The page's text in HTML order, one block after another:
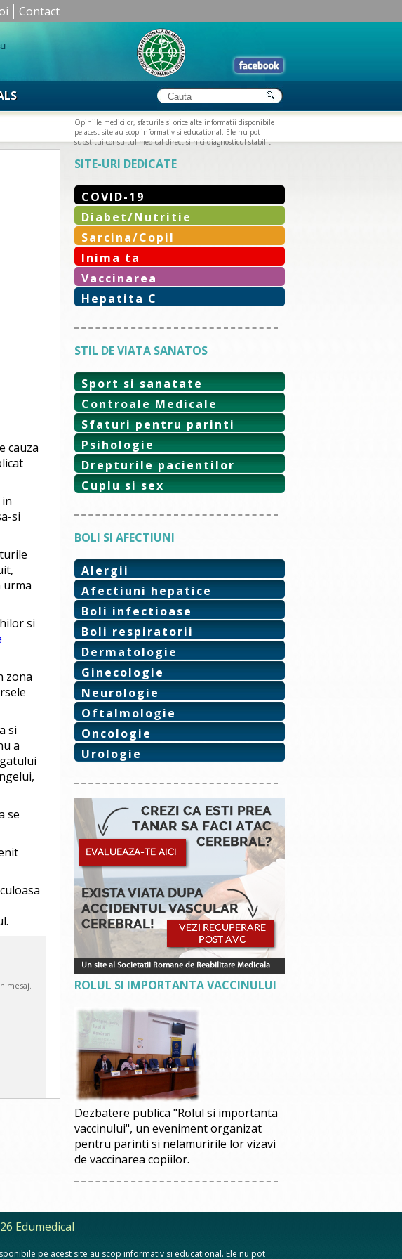
Contact
Opiniile medicilor, sfaturile si orice alte informatii disponibile
pe acest site au scop informativ si educational. Ele nu pot
substitui consultul medical direct si nici diagnosticul stabilit
cauza
si
urma
si
zona
si
a
se
mesaj.
SITE-URI DEDICATE
COVID-19
Diabet/Nutritie
Sarcina/Copil
Inima ta
Vaccinarea
Hepatita C
STIL DE VIATA SANATOS
Sport si sanatate
Controale Medicale
Sfaturi pentru parinti
Psihologie
Drepturile pacientilor
Cuplu si sex
BOLI SI AFECTIUNI
Alergii
Afectiuni hepatice
Boli infectioase
Boli respiratorii
Dermatologie
Ginecologie
Neurologie
Oftalmologie
Oncologie
Urologie
ROLUL SI IMPORTANTA VACCINULUI
Dezbatere publica "Rolul si importanta
vaccinului", un eveniment organizat
pentru parinti si nelamuririle lor vizavi
de vaccinarea copiilor.
Edumedical
pe acest site au scop informativ si educational. Ele nu pot